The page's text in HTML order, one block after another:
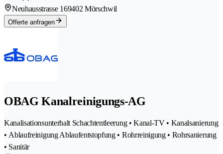
Neuhausstrasse 169402 Mörschwil
Offerte anfragen
OBAG Kanalreinigungs-AG
Kanalisationsunterhalt Schachtentleerung • Kanal-TV • Kanalsanierung
• Ablaufreinigung Ablaufentstopfung • Rohrreinigung • Rohrsanierung
• Sanitär